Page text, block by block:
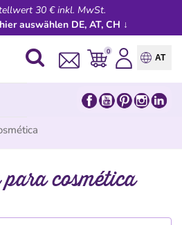
30 € inkl. MwSt.
auswählen DE, AT, CH ↓
0
AT
cosmética